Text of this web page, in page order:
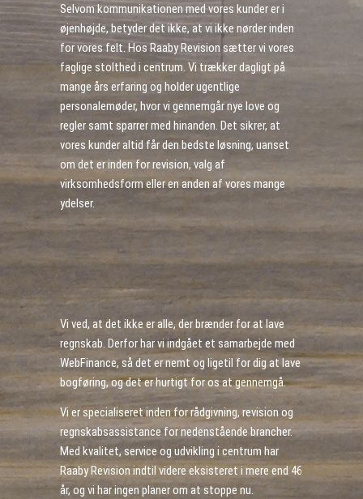
Selvom kommunikationen med vores kunder er i
øjenhøjde, betyder det ikke, at vi ikke nørder inden
for vores felt. Hos Raaby Revision sætter vi vores
faglige stolthed i centrum. Vi trækker dagligt på
mange års erfaring og holder ugentlige
personalemøder, hvor vi gennemgår nye love og
regler samt sparrer med hinanden. Det sikrer, at
vores kunder altid får den bedste løsning, uanset
om det er inden for revision, valg af
virksomhedsform eller en anden af vores mange
ydelser.
Vi ved, at det ikke er alle, der brænder for at lave
regnskab. Derfor har vi indgået et samarbejde med
WebFinance, så det er nemt og ligetil for dig at lave
bogføring, og det er hurtigt for os at gennemgå.
Vi er specialiseret inden for rådgivning, revision og
regnskabsassistance for nedenstående brancher.
Med kvalitet, service og udvikling i centrum har
Raaby Revision indtil videre eksisteret i mere end 46
år, og vi har ingen planer om at stoppe nu.